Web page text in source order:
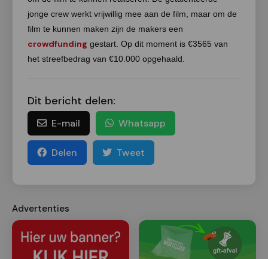
jonge crew werkt vrijwillig mee aan de film, maar om de
film te kunnen maken zijn de makers een
crowdfunding gestart. Op dit moment is €3565 van
het streefbedrag van €10.000 opgehaald.
Dit bericht delen:
E-mail Whatsapp
Delen Tweet
Advertenties